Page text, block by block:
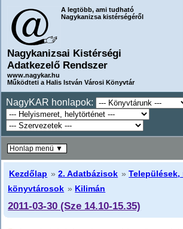
A legtöbb, ami tudható
Nagykanizsa kistérségéről
Nagykanizsai Kistérségi
Adatkezelő Rendszer
www.nagykar.hu
Működteti a Halis István Városi Könyvtár
NagyKAR honlapok:
Kezdőlap »2. Adatbázisok »
könyvtárosok » Kilimán
2011-03-30 (Sze 14.10-15.35)
Honlap menü ▼